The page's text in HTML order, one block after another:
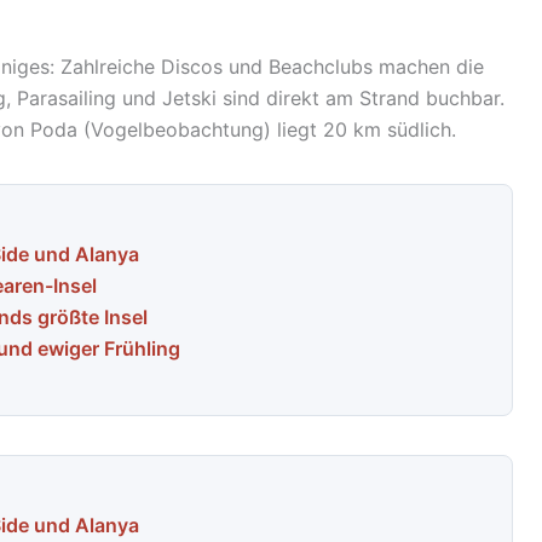
Zahlreiche Discos und Beachclubs machen die
Parasailing und Jetski sind direkt am Strand buchbar.
Poda (Vogelbeobachtung) liegt 20 km südlich.
und Alanya
Insel
größte Insel
ewiger Frühling
und Alanya